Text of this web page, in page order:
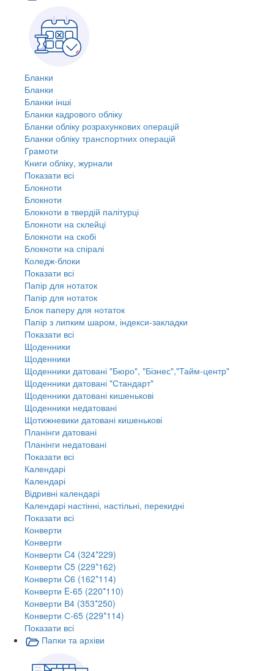
Бланки
Бланки
Бланки інші
Бланки кадрового обліку
Бланки обліку розрахункових операцій
Бланки обліку транспортних операцій
Грамоти
Книги обліку, журнали
Показати всі
Блокноти
Блокноти
Блокноти в твердій палітурці
Блокноти на склейці
Блокноти на скобі
Блокноти на спіралі
Коледж-блоки
Показати всі
Папір для нотаток
Папір для нотаток
Блок паперу для нотаток
Папір з липким шаром, індекси-закладки
Показати всі
Щоденники
Щоденники
Щоденники датовані "Бюро", "Бізнес","Тайм-центр"
Щоденники датовані "Стандарт"
Щоденники датовані кишенькові
Щоденники недатовані
Щотижневики датовані кишенькові
Планінги датовані
Планінги недатовані
Показати всі
Календарі
Календарі
Відривні календарі
Календарі настінні, настільні, перекидні
Показати всі
Конверти
Конверти
Конверти C4 (324*229)
Конверти C5 (229*162)
Конверти C6 (162*114)
Конверти E-65 (220*110)
Конверти В4 (353*250)
Конверти С-65 (229*114)
Показати всі
Папки та архіви